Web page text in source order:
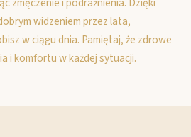
widzeniem przez lata,
w ciągu dnia. Pamiętaj, że zdrowe
i komfortu w każdej sytuacji.